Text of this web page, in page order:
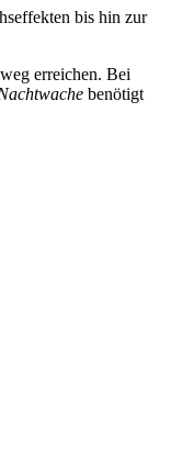
bis hin zur
erreichen. Bei
benötigt